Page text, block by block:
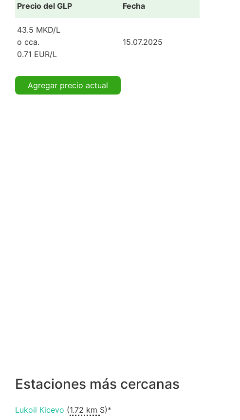
Precio del GLP Fecha
43.5 MKD/L
o cca.
0.71 EUR/L
15.07.2025
Agregar precio actual
Estaciones más cercanas
Lukoil Кicevo (1.72 km S)*